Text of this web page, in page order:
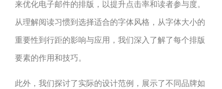
来优化电子邮件的排版，以提升点击率和读者参与度。
从理解阅读习惯到选择适合的字体风格，从字体大小的
重要性到行距的影响与应用，我们深入了解了每个排版
要素的作用和技巧。
此外，我们探讨了实际的设计范例，展示了不同品牌如